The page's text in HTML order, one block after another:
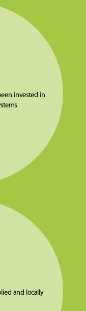
invested in
and locally